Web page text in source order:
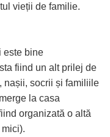
vieții de familie.
este bine
fiind un alt prilej de
nașii, socrii și familiile
la casa
organizată o altă